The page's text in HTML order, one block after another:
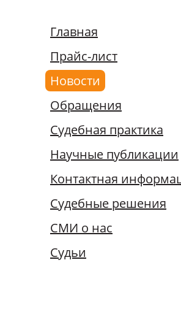
информация
Судебные решения
СМИ о нас
Судьи
Главная
Прайс-лист
Новости
Обращения
Судебная практика
Научные публикации
Контактная
Судебные решения
СМИ о нас
Судьи